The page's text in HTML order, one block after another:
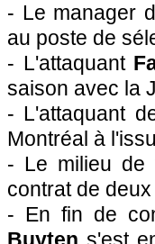
- Le manager
au poste de
- L'attaquant
saison avec la
- L'attaquant
Montréal à
- Le milieu de
contrat de
- En fin de